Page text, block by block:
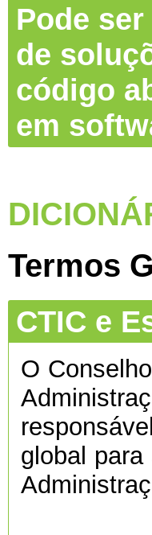
Pode
de
código
em
Termos
CTIC e
O
global